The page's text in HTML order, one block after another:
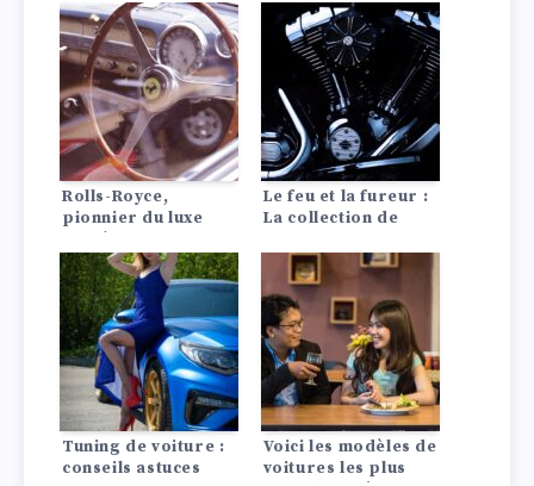
l’invincibilité
Rolls-Royce,
pionnier du luxe
Le feu et la fureur :
La collection de
Depp vous laissera
pantois.
Tuning de voiture :
conseils astuces
Voici les modèles de
voitures les plus